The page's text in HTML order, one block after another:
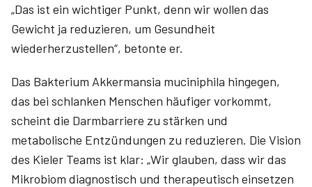
„Das ist ein wichtiger Punkt, denn wir wollen das
Gewicht ja reduzieren, um Gesundheit
wiederherzustellen“, betonte er.
Das Bakterium Akkermansia muciniphila hingegen,
das bei schlanken Menschen häufiger vorkommt,
scheint die Darmbarriere zu stärken und
metabolische Entzündungen zu reduzieren. Die Vision
des Kieler Teams ist klar: „Wir glauben, dass wir das
Mikrobiom diagnostisch und therapeutisch einsetzen